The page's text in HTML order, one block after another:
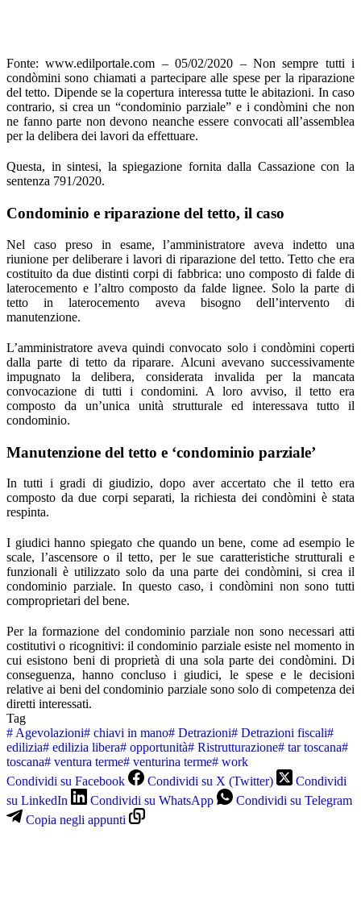
Fonte: www.edilportale.com – 05/02/2020 – Non sempre tutti i
condòmini sono chiamati a partecipare alle spese per la riparazione
del tetto. Dipende se la copertura interessa tutte le abitazioni. In caso
contrario, si crea un “condominio parziale” e i condòmini che non
ne fanno parte non devono neanche essere convocati all’assemblea
per la delibera dei lavori da effettuare.
Questa, in sintesi, la spiegazione fornita dalla Cassazione con la
sentenza 791/2020.
Condominio e riparazione del tetto, il caso
Nel caso preso in esame, l’amministratore aveva indetto una
riunione per deliberare i lavori di riparazione del tetto. Tetto che era
costituito da due distinti corpi di fabbrica: uno composto di falde di
laterocemento e l’altro composto da falde lignee. Solo la parte di
tetto in laterocemento aveva bisogno dell’intervento di
manutenzione.
L’amministratore aveva quindi convocato solo i condòmini coperti
dalla parte di tetto da riparare. Alcuni avevano successivamente
impugnato la delibera, considerata invalida per la mancata
convocazione di tutti i condomini. A loro avviso, il tetto era
composto da un’unica unità strutturale ed interessava tutto il
condominio.
Manutenzione del tetto e ‘condominio parziale’
In tutti i gradi di giudizio, dopo aver accertato che il tetto era
composto da due corpi separati, la richiesta dei condòmini è stata
respinta.
I giudici hanno spiegato che quando un bene, come ad esempio le
scale, l’ascensore o il tetto, per le sue caratteristiche strutturali e
funzionali è utilizzato solo da una parte dei condòmini, si crea il
condominio parziale. In questo caso, i condòmini non sono tutti
comproprietari del bene.
Per la formazione del condominio parziale non sono necessari atti
costitutivi o ricognitivi: il condominio parziale esiste nel momento in
cui esistono beni di proprietà di una sola parte dei condòmini. Di
conseguenza, hanno concluso i giudici, le spese e le decisioni
relative ai beni del condominio parziale sono solo di competenza dei
diretti interessati.
Tag
# Agevolazioni# chiavi in mano# Detrazioni# Detrazioni fiscali#
edilizia# edilizia libera# opportunità# Ristrutturazione# tar toscana#
toscana# ventura terme# venturina terme# work
Condividi su Facebook
Condividi su X (Twitter)
Condividi
su LinkedIn
Condividi su WhatsApp
Condividi su Telegram
Copia negli appunti